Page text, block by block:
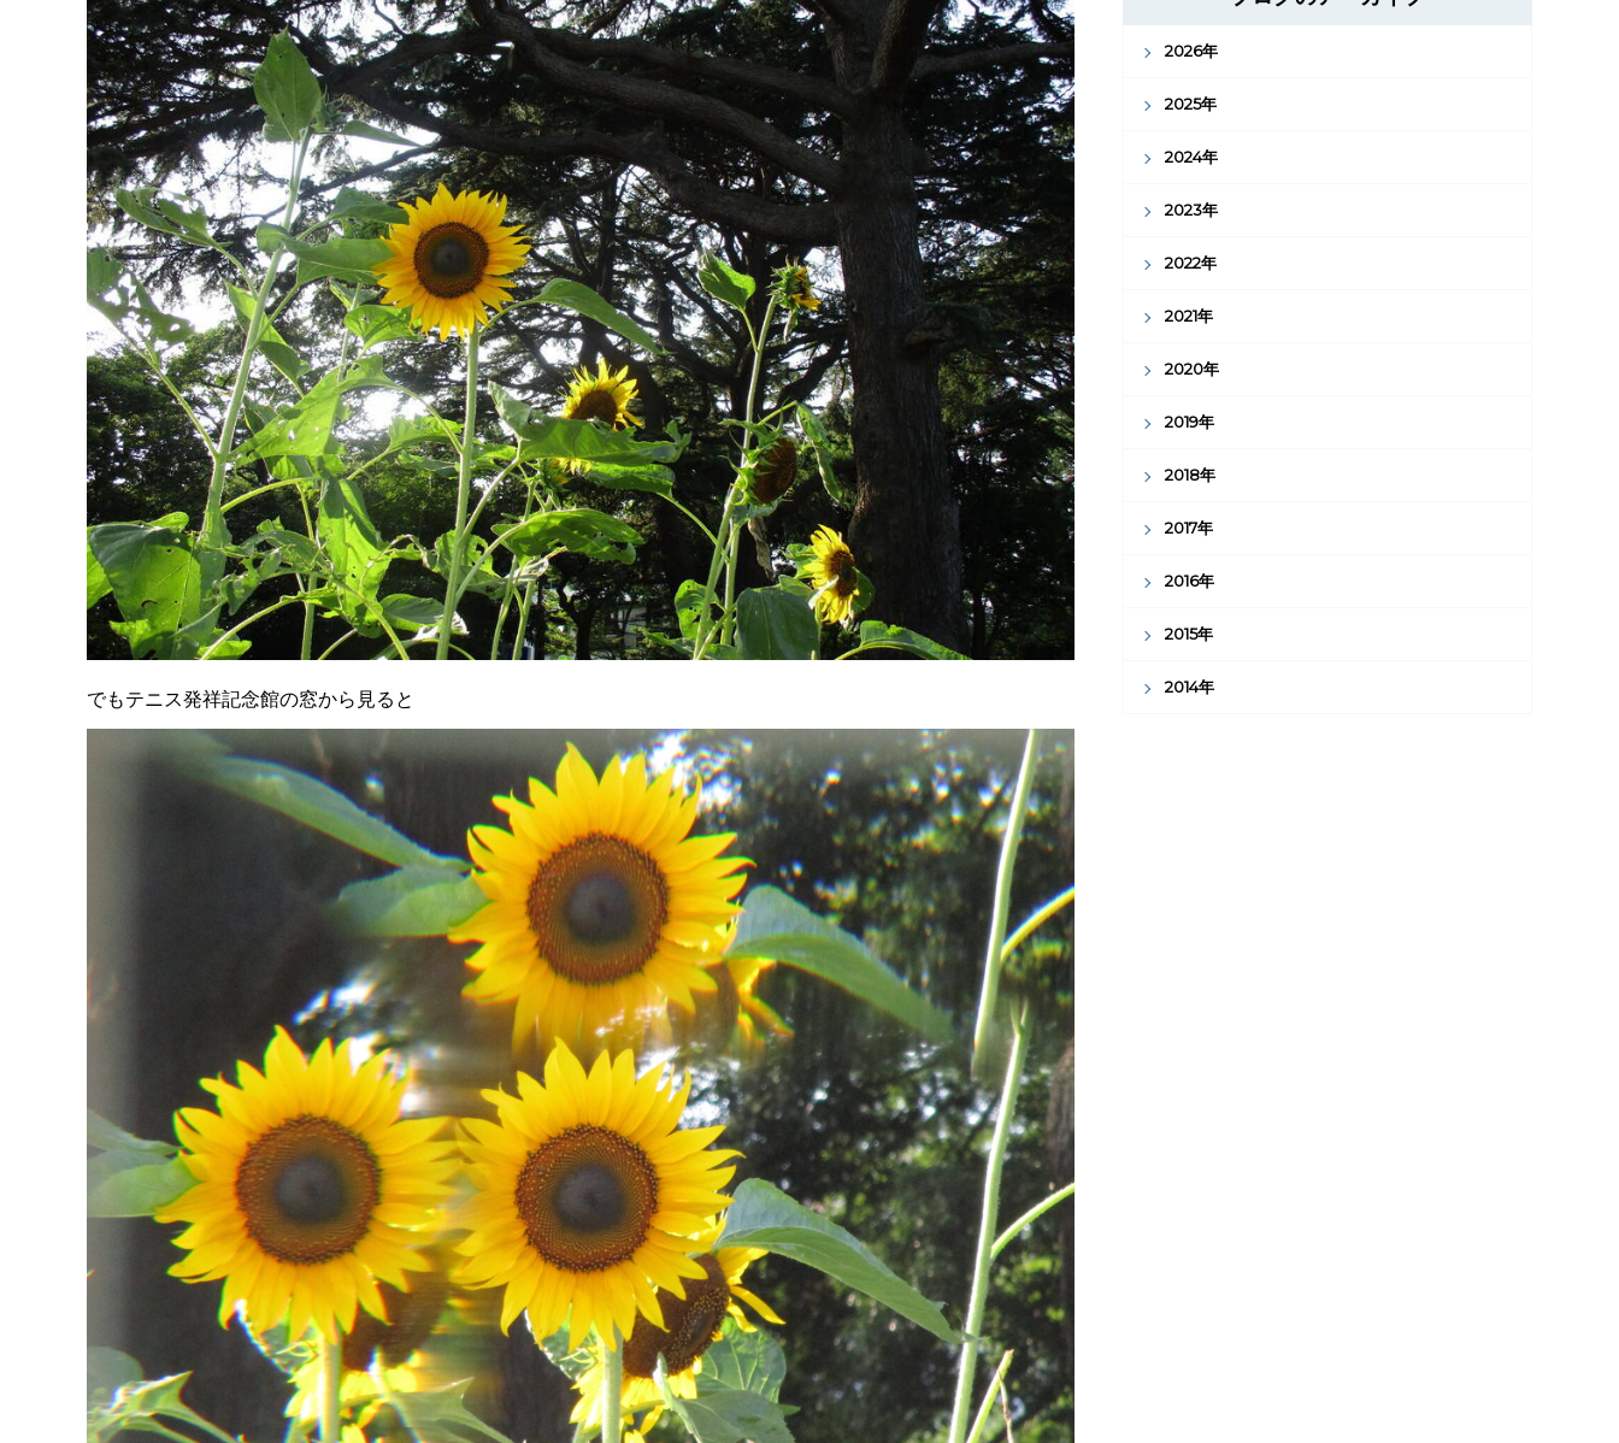
でもテニス発祥記念館の窓から見ると
2026年
2025年
2024年
2023年
2022年
2021年
2020年
2019年
2018年
2017年
2016年
2015年
2014年